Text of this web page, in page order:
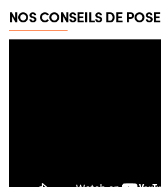
NOS CONSEILS DE POSE